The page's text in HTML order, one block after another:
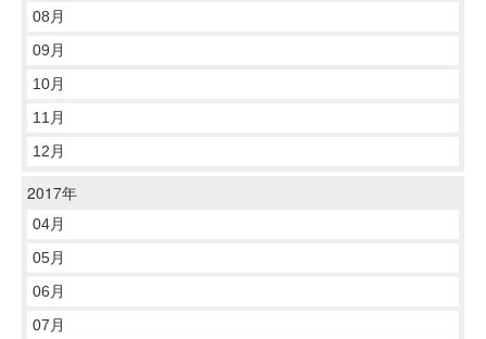
08月
09月
10月
11月
12月
2017年
04月
05月
06月
07月